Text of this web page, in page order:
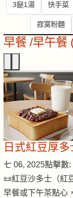
3餸1湯 快手菜
寂寞粉麵
早餐 /早午餐
日式紅豆厚
七 06, 2025點擊數:
📜紅豆沙多士（紅
早餐或下午茶點心